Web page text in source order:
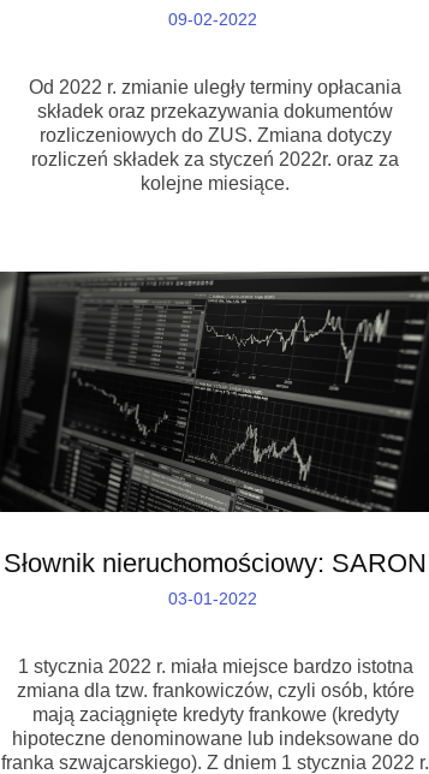
09-02-2022
Od 2022 r. zmianie uległy terminy opłacania
składek oraz przekazywania dokumentów
rozliczeniowych do ZUS. Zmiana dotyczy
rozliczeń składek za styczeń 2022r. oraz za
kolejne miesiące.
Słownik nieruchomościowy: SARON
03-01-2022
1 stycznia 2022 r. miała miejsce bardzo istotna
zmiana dla tzw. frankowiczów, czyli osób, które
mają zaciągnięte kredyty frankowe (kredyty
hipoteczne denominowane lub indeksowane do
franka szwajcarskiego). Z dniem 1 stycznia 2022 r.